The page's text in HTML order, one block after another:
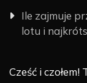
Ile zajmuje
lotu i
Cześć i